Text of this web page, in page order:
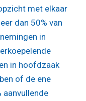
met elkaar
dan 50% van
in
in hoofdzaak
of de ene
aanvullende